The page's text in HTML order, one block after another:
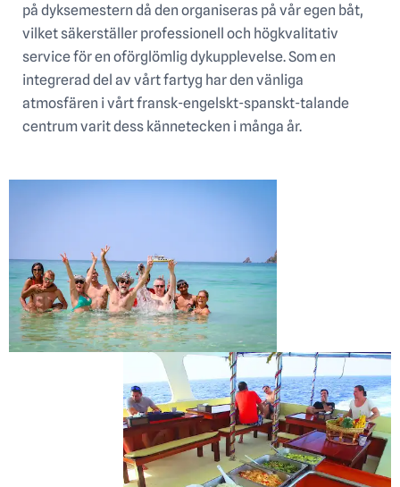
på dyksemestern då den organiseras på vår egen båt,
vilket säkerställer professionell och högkvalitativ
service för en oförglömlig dykupplevelse. Som en
integrerad del av vårt fartyg har den vänliga
atmosfären i vårt fransk-engelskt-spanskt-talande
centrum varit dess kännetecken i många år.